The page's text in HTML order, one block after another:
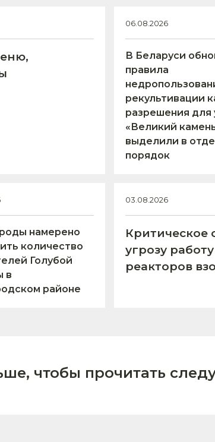
06.08.2026
В Беларуси
правила
рекультивации
разрешения для
«Великий
выделили в
порядок
намерено
количество
Голубой
в
районе
03.08.2026
Критическое
угрозу
реакторов
чтобы прочитать